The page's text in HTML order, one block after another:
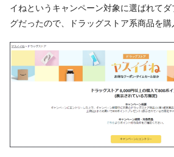
イねというキャンペーン対象に選ばれて
グだったので、ドラッグストア系商品を購